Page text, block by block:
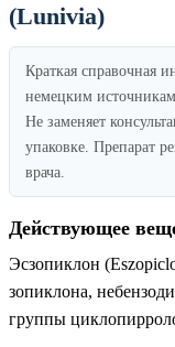
(Lunivia)
Краткая справочная
немецким
Не заменяет
упаковке. Препарат
врача.
Действующее
Эсзопиклон
зопиклона,
группы